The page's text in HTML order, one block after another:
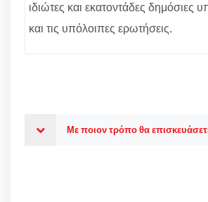
ιδιώτες και εκατοντάδες δημόσιες
και τις υπόλοιπες ερωτήσεις.
Με ποιον τρόπο θα